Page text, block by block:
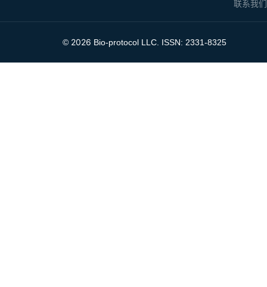
联系我们
© 2026 Bio-protocol LLC. ISSN: 2331-8325